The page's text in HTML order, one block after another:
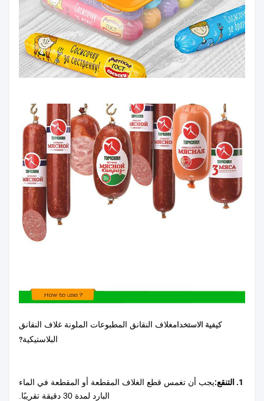
كيفية الاستخدامغلاف النقانق المطبوعات الملونة غلاف النقانق
البلاستيكية?
1. التنقع:
يجب أن تغمس قطع الغلاف المقطعة أو المقطعة في الماء
البارد لمدة 30 دقيقة تقريبًا.